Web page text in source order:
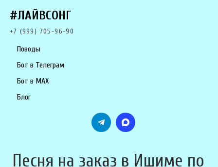
#ЛАЙВСОНГ
+7 (999) 705-96-90
Поводы
Бот в Телеграм
Бот в MAX
Блог
Песня на заказ в Ишиме по